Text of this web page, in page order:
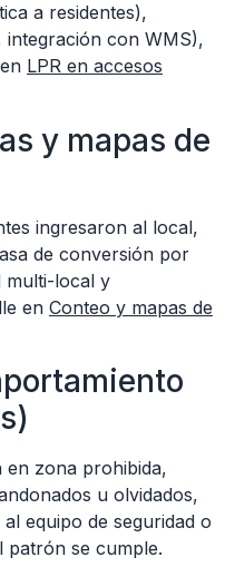
a residentes),
integración con WMS),
LPR en accesos
y mapas de
ingresaron al local,
de conversión por
multi-local y
en Conteo y mapas de
zona prohibida,
u olvidados,
equipo de seguridad o
patrón se cumple.